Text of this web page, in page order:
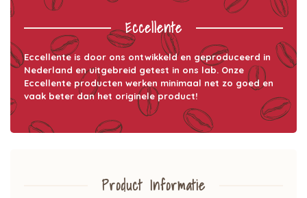
Eccellente
Eccellente is door ons ontwikkeld en geproduceerd in
Nederland en uitgebreid getest in ons lab. Onze
Eccellente producten werken minimaal net zo goed en
vaak beter dan het originele product!
Product Informatie